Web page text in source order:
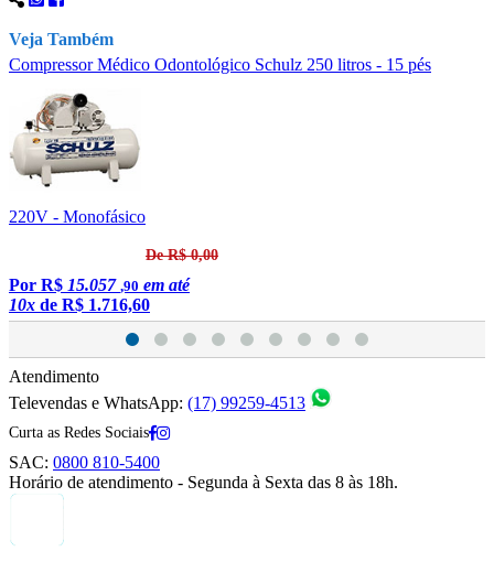
Veja Também
Compressor Médico Odontológico Schulz 250 litros - 15 pés
220V - Monofásico
De R$ 0,00
Por R$ 15.057 ,90 em até
10x de R$ 1.716,60
Atendimento
Televendas e WhatsApp: (17) 99259-4513
Curta as Redes Sociais
SAC: 0800 810-5400
Horário de atendimento - Segunda à Sexta das 8 às 18h.